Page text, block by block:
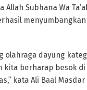
Subhana Wa
olahraga dayung
kita berharap besok
kata Ali Baal